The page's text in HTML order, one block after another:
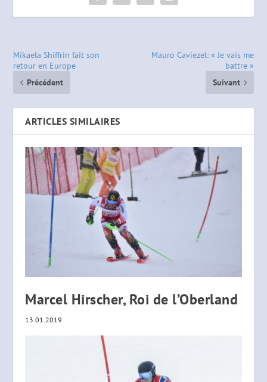
Mikaela Shiffrin fait son
retour en Europe
Précédent
Mauro Caviezel: « Je vais me
battre »
Suivant
ARTICLES SIMILAIRES
Marcel Hirscher, Roi de l’Oberland
13.01.2019